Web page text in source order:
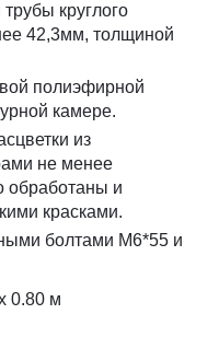
круглого
42,3мм, толщиной
полиэфирной
камере.
из
не менее
обработаны и
красками.
болтами М6*55 и
0.80 м